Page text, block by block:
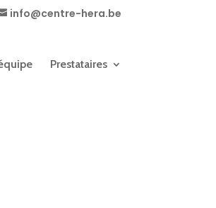
info@centre-hera.be
Prestataires